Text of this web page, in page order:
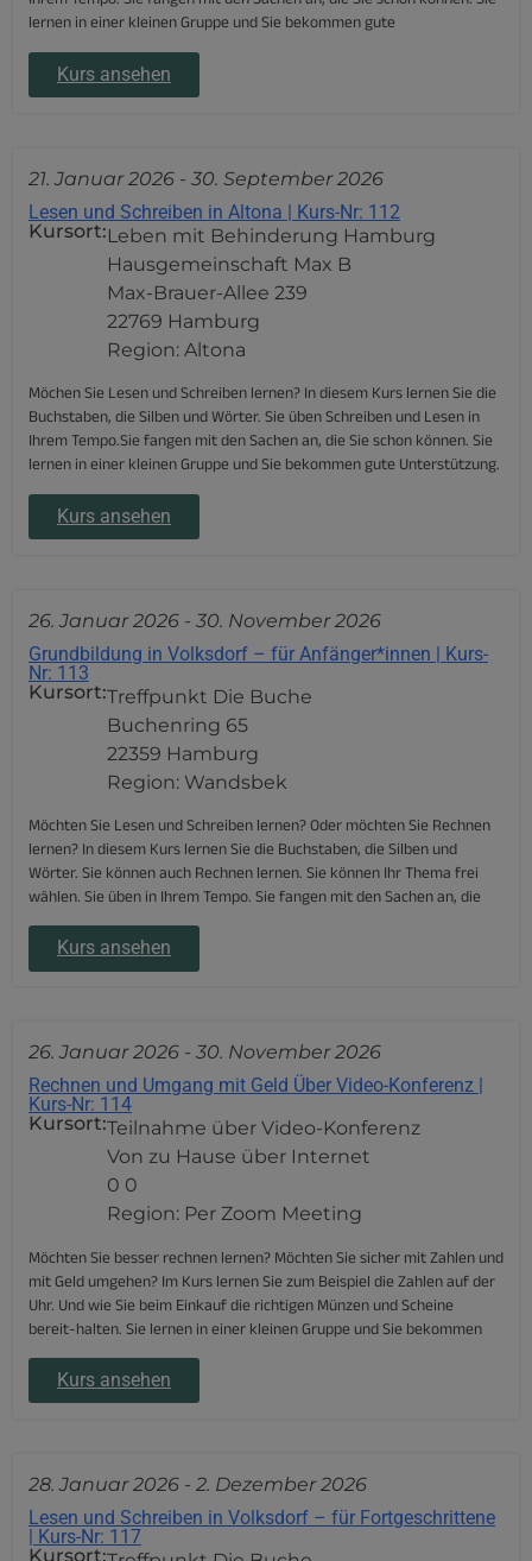
lernen in einer kleinen Gruppe und Sie bekommen gute
Kurs ansehen
21. Januar 2026 - 30. September 2026
Lesen und Schreiben in Altona | Kurs-Nr: 112
Kursort:Leben mit Behinderung Hamburg
Hausgemeinschaft Max B
Max-Brauer-Allee 239
22769 Hamburg
Region: Altona
Möchen Sie Lesen und Schreiben lernen? In diesem Kurs lernen Sie die
Buchstaben, die Silben und Wörter. Sie üben Schreiben und Lesen in
Ihrem Tempo.Sie fangen mit den Sachen an, die Sie schon können. Sie
lernen in einer kleinen Gruppe und Sie bekommen gute Unterstützung.
Kurs ansehen
26. Januar 2026 - 30. November 2026
Grundbildung in Volksdorf – für Anfänger*innen | Kurs-
Nr: 113
Kursort:Treffpunkt Die Buche
Buchenring 65
22359 Hamburg
Region: Wandsbek
Möchten Sie Lesen und Schreiben lernen? Oder möchten Sie Rechnen
lernen? In diesem Kurs lernen Sie die Buchstaben, die Silben und
Wörter. Sie können auch Rechnen lernen. Sie können Ihr Thema frei
wählen. Sie üben in Ihrem Tempo. Sie fangen mit den Sachen an, die
Kurs ansehen
26. Januar 2026 - 30. November 2026
Rechnen und Umgang mit Geld Über Video-Konferenz |
Kurs-Nr: 114
Kursort:Teilnahme über Video-Konferenz
Von zu Hause über Internet
0 0
Region: Per Zoom Meeting
Möchten Sie besser rechnen lernen? Möchten Sie sicher mit Zahlen und
mit Geld umgehen? Im Kurs lernen Sie zum Beispiel die Zahlen auf der
Uhr. Und wie Sie beim Einkauf die richtigen Münzen und Scheine
bereit-halten. Sie lernen in einer kleinen Gruppe und Sie bekommen
Kurs ansehen
28. Januar 2026 - 2. Dezember 2026
Lesen und Schreiben in Volksdorf – für Fortgeschrittene
| Kurs-Nr: 117
Kursort: